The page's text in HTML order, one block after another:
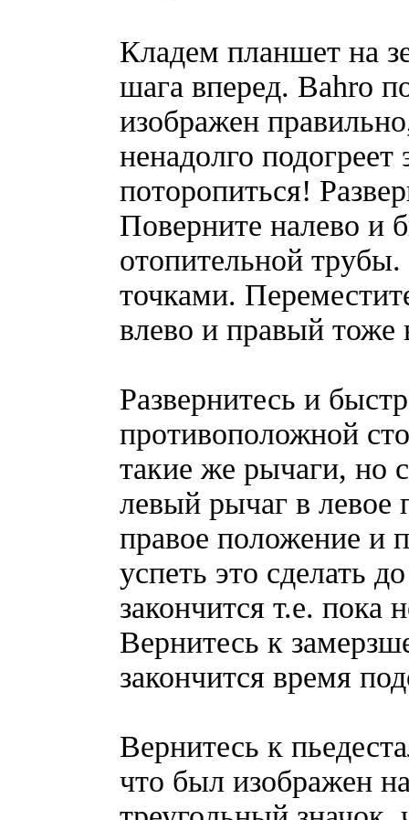
Кладем планшет на
шага вперед. Bahro
изображен
ненадолго
поторопиться!
Поверните налево и
отопительной
точками.
влево и правый тоже
Развернитесь и
противоположной
такие же рычаги, но
левый рычаг в левое
правое положение и
успеть это сделать
закончится т.е. пока
Вернитесь к
закончится время
Вернитесь к
что был изображен